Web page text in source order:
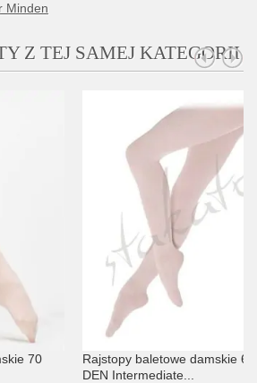
Minden
Z TEJ SAMEJ KATEGORII
70
Rajstopy baletowe damskie 60
DEN Intermediate...